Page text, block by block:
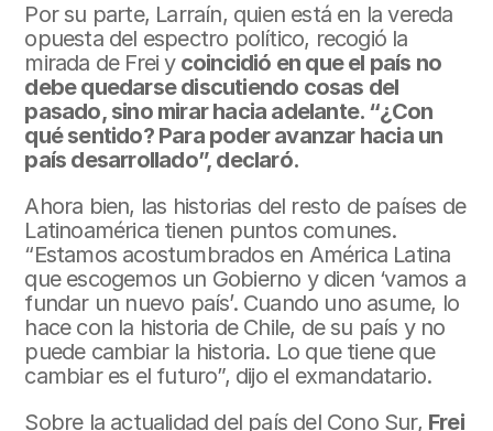
Por su parte, Larraín, quien está en la vereda
opuesta del espectro político, recogió la
mirada de Frei y coincidió en que el país no
debe quedarse discutiendo cosas del
pasado, sino mirar hacia adelante. “¿Con
qué sentido? Para poder avanzar hacia un
país desarrollado”, declaró.
Ahora bien, las historias del resto de países de
Latinoamérica tienen puntos comunes.
“Estamos acostumbrados en América Latina
que escogemos un Gobierno y dicen ‘vamos a
fundar un nuevo país’. Cuando uno asume, lo
hace con la historia de Chile, de su país y no
puede cambiar la historia. Lo que tiene que
cambiar es el futuro”, dijo el exmandatario.
Sobre la actualidad del país del Cono Sur, Frei